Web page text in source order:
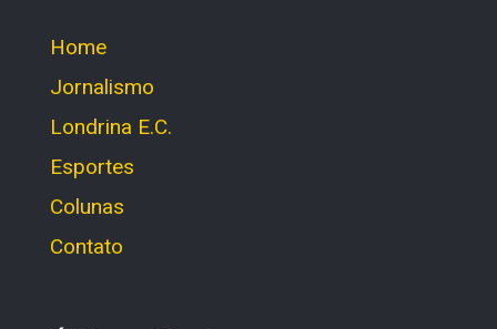
Home
Jornalismo
Londrina E.C.
Esportes
Colunas
Contato